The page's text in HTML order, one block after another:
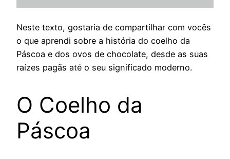
Neste texto, gostaria de compartilhar com vocês
o que aprendi sobre a história do coelho da
Páscoa e dos ovos de chocolate, desde as suas
raízes pagãs até o seu significado moderno.
O Coelho da
Páscoa